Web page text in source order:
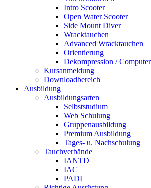
Intro Scooter
Open Water Scooter
Side Mount Diver
Wracktauchen
Advanced Wracktauchen
Orientierung
Dekompression / Computer
Kursanmeldung
Downloadbereich
Ausbildung
Ausbildungsarten
Selbststudium
Web Schulung
Gruppenausbildung
Premium Ausbildung
Tages- u. Nachschulung
Tauchverbände
IANTD
IAC
PADI